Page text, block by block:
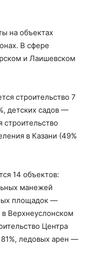
на объектах
В сфере
и Лаишевском
строительство 7
детских садов —
строительство
в Казани (49%
14 объектов:
манежей
площадок —
Верхнеуслонском
Центра
ледовых арен —